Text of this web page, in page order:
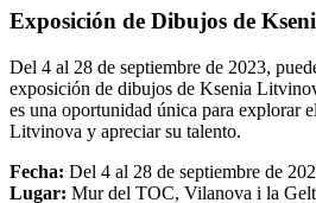
Exposición de Dibujos de
Del 4 al 28 de septiembre de 2023,
exposición de dibujos de Ksenia
es una oportunidad única para explorar
Litvinova y apreciar su talento.
Fecha: Del 4 al 28 de septiembre de
Lugar: Mur del TOC, Vilanova i la